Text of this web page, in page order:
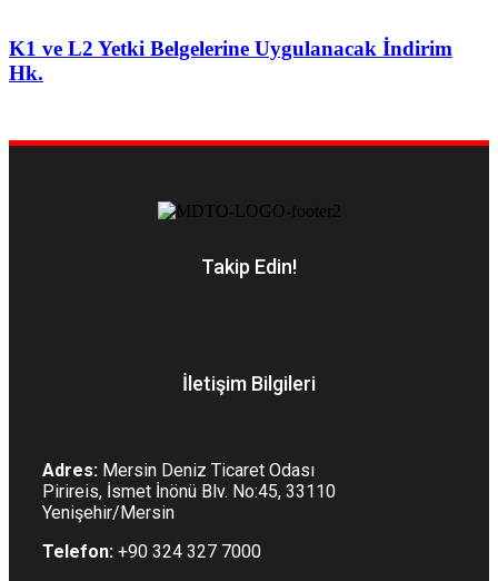
K1 ve L2 Yetki Belgelerine Uygulanacak İndirim
Hk.
Takip Edin!
İletişim Bilgileri
Adres: Mersin Deniz Ticaret Odası
Pirireis, İsmet İnönü Blv. No:45, 33110
Yenişehir/Mersin
Telefon: +90 324 327 7000